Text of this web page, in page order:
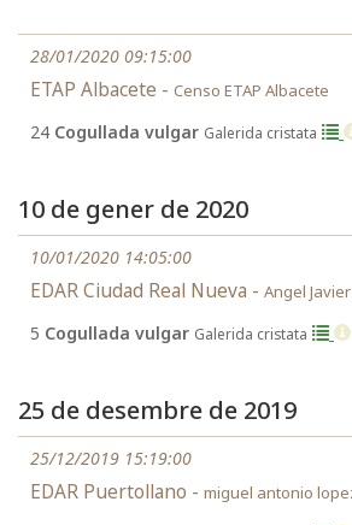
28/01/2020 09:15:00
ETAP Albacete - Censo ETAP Albacete
24 Cogullada vulgar Galerida cristata
10 de gener de 2020
10/01/2020 14:05:00
EDAR Ciudad Real Nueva - Angel
5 Cogullada vulgar Galerida cristata
25 de desembre de 2019
25/12/2019 15:19:00
EDAR Puertollano - miguel antonio